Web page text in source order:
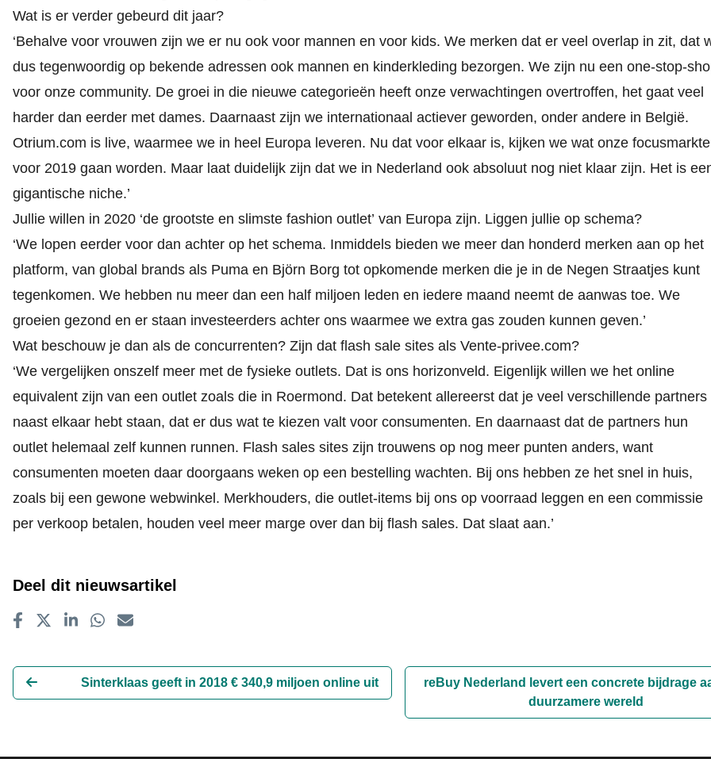
Wat is er verder gebeurd dit jaar?
‘Behalve voor vrouwen zijn we er nu ook voor mannen en voor kids. We merken dat er veel overlap in zit, dat
dus tegenwoordig op bekende adressen ook mannen en kinderkleding bezorgen. We zijn nu een one-stop-
voor onze community. De groei in die nieuwe categorieën heeft onze verwachtingen overtroffen, het gaat veel
harder dan eerder met dames. Daarnaast zijn we internationaal actiever geworden, onder andere in België.
Otrium.com is live, waarmee we in heel Europa leveren. Nu dat voor elkaar is, kijken we wat onze
voor 2019 gaan worden. Maar laat duidelijk zijn dat we in Nederland ook absoluut nog niet klaar zijn. Het is
gigantische niche.’
Jullie willen in 2020 ‘de grootste en slimste fashion outlet’ van Europa zijn. Liggen jullie op schema?
‘We lopen eerder voor dan achter op het schema. Inmiddels bieden we meer dan honderd merken aan op het
platform, van global brands als Puma en Björn Borg tot opkomende merken die je in de Negen Straatjes kunt
tegenkomen. We hebben nu meer dan een half miljoen leden en iedere maand neemt de aanwas toe. We
groeien gezond en er staan investeerders achter ons waarmee we extra gas zouden kunnen geven.’
Wat beschouw je dan als de concurrenten? Zijn dat flash sale sites als Vente-privee.com?
‘We vergelijken onszelf meer met de fysieke outlets. Dat is ons horizonveld. Eigenlijk willen we het online
equivalent zijn van een outlet zoals die in Roermond. Dat betekent allereerst dat je veel verschillende partners
naast elkaar hebt staan, dat er dus wat te kiezen valt voor consumenten. En daarnaast dat de partners hun
outlet helemaal zelf kunnen runnen. Flash sales sites zijn trouwens op nog meer punten anders, want
consumenten moeten daar doorgaans weken op een bestelling wachten. Bij ons hebben ze het snel in huis,
zoals bij een gewone webwinkel. Merkhouders, die outlet-items bij ons op voorraad leggen en een commissie
per verkoop betalen, houden veel meer marge over dan bij flash sales. Dat slaat aan.’
Deel dit nieuwsartikel
Sinterklaas geeft in 2018 € 340,9 miljoen online uit
reBuy Nederland levert een concrete bijdrage
duurzamere wereld